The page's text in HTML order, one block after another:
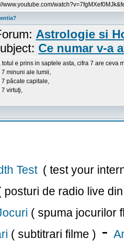
www.youtube.com/
Astrologie si
Ce numar v-a
totul e prins in saptele asta, cifra 7 are ceva
7 minuni ale lumii,
7 păcate capitale,
7 virtuţi,
Test ( test your
posturi de radio live
( spuma jocurilor
( subtitrari filme ) -